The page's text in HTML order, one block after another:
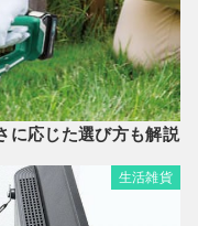
に応じた選び方も解説
生活雑貨